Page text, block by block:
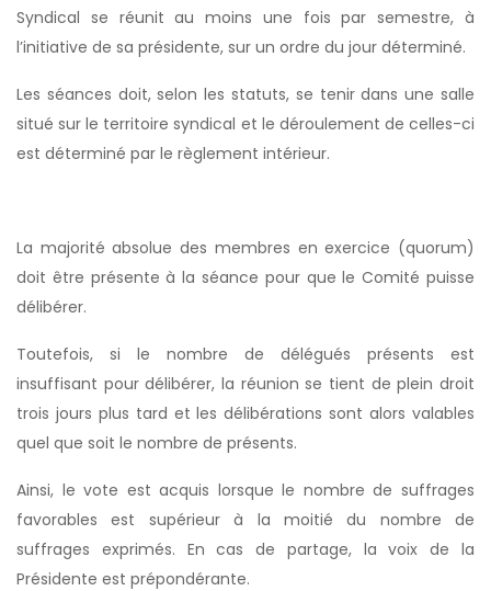
Syndical se réunit au moins une fois par semestre, à
l’initiative de sa présidente, sur un ordre du jour déterminé.
Les séances doit, selon les statuts, se tenir dans une salle
situé sur le territoire syndical et le déroulement de celles-ci
est déterminé par le règlement intérieur.
La majorité absolue des membres en exercice (quorum)
doit être présente à la séance pour que le Comité puisse
délibérer.
Toutefois, si le nombre de délégués présents est
insuffisant pour délibérer, la réunion se tient de plein droit
trois jours plus tard et les délibérations sont alors valables
quel que soit le nombre de présents.
Ainsi, le vote est acquis lorsque le nombre de suffrages
favorables est supérieur à la moitié du nombre de
suffrages exprimés. En cas de partage, la voix de la
Présidente est prépondérante.